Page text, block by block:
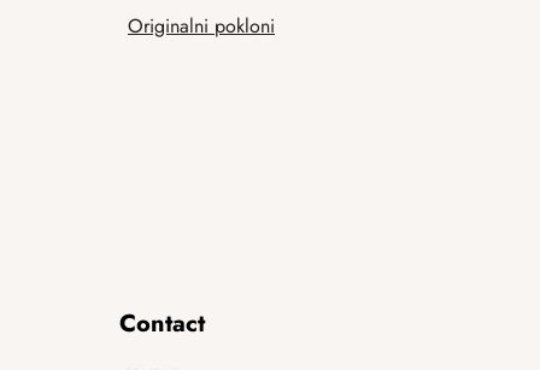
Originalni pokloni
Contact